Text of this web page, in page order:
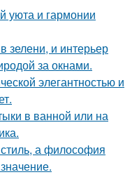
уюта и гармонии
зелени, и интерьер
за окнами.
элегантностью и
в ванной или на
а философия